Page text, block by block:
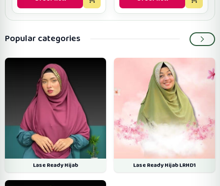
Popular categories
Lase Ready Hijab Lase Ready Hijab LRHD1